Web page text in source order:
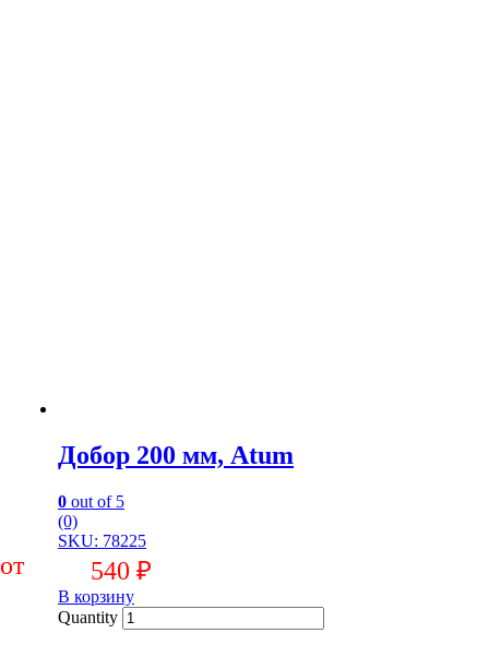
Добор 200 мм, Atum
0 out of 5
(0)
SKU: 78225
540 ₽
В корзину
Quantity